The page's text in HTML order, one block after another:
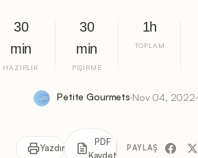
30
min
HAZIRLIK
30
min
PIŞIRME
1h
TOPLAM
Petite Gourmets Nov 04, 2022
Yazdır
PDF
Kaydet
PAYLAŞ